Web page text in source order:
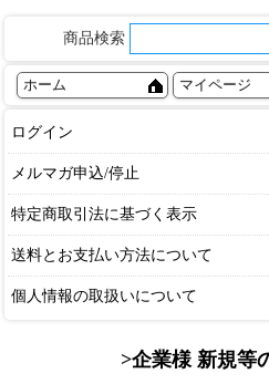
商品検索
ホーム マイページ
ログイン
メルマガ申込/停止
特定商取引法に基づく表示
送料とお支払い方法について
個人情報の取扱いについて
>企業様 新規等